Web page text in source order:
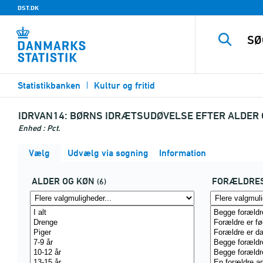
DST.DK
Statistikbanken Kultur og fritid
IDRVAN14: BØRNS IDRÆTSUDØVELSE EFTER ALDER
Enhed : Pct.
Vælg Udvælg via søgning Information
ALDER OG KØN (6)